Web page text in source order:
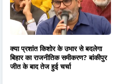
क्या प्रशांत किशोर के उभार से बदलेगा
बिहार का राजनीतिक समीकरण? बांकीपुर
जीत के बाद तेज हुई चर्चा